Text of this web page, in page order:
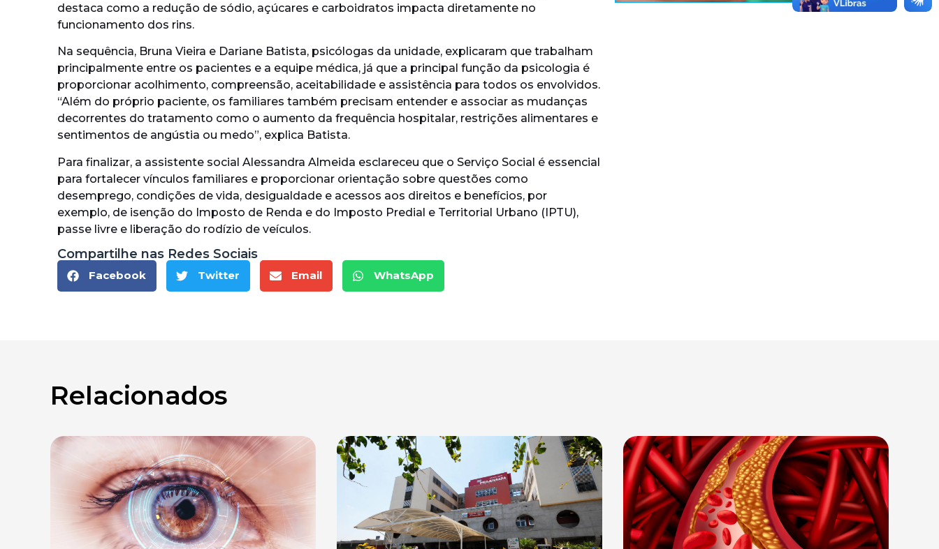
destaca como a redução de sódio, açúcares e carboidratos impacta diretamente no
funcionamento dos rins.
Na sequência, Bruna Vieira e Dariane Batista, psicólogas da unidade, explicaram que trabalham
principalmente entre os pacientes e a equipe médica, já que a principal função da psicologia é
proporcionar acolhimento, compreensão, aceitabilidade e assistência para todos os envolvidos.
“Além do próprio paciente, os familiares também precisam entender e associar as mudanças
decorrentes do tratamento como o aumento da frequência hospitalar, restrições alimentares e
sentimentos de angústia ou medo”, explica Batista.
Para finalizar, a assistente social Alessandra Almeida esclareceu que o Serviço Social é essencial
para fortalecer vínculos familiares e proporcionar orientação sobre questões como
desemprego, condições de vida, desigualdade e acessos aos direitos e benefícios, por
exemplo, de isenção do Imposto de Renda e do Imposto Predial e Territorial Urbano (IPTU),
passe livre e liberação do rodízio de veículos.
Compartilhe nas Redes Sociais
Facebook Twitter Email WhatsApp
Relacionados